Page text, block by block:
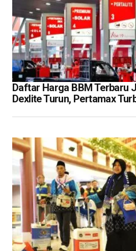
Daftar Harga BBM Terbaru
Dexlite Turun, Pertamax